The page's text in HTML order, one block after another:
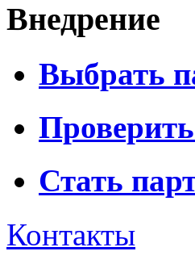
Внедрение
Выбрать
Стать
Контакты